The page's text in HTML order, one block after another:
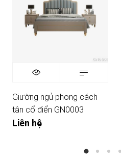
Giường ngủ phong cách
tân cổ điển GN0003
Liên hệ